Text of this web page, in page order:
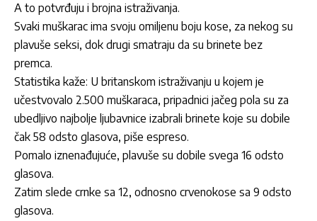
A to potvrđuju i brojna istraživanja.
Svaki muškarac ima svoju omiljenu boju kose, za nekog su
plavuše seksi, dok drugi smatraju da su brinete bez
premca.
Statistika kaže: U britanskom istraživanju u kojem je
učestvovalo 2.500 muškaraca, pripadnici jačeg pola su za
ubedljivo najbolje ljubavnice izabrali brinete koje su dobile
čak 58 odsto glasova, piše espreso.
Pomalo iznenađujuće, plavuše su dobile svega 16 odsto
glasova.
Zatim slede crnke sa 12, odnosno crvenokose sa 9 odsto
glasova.